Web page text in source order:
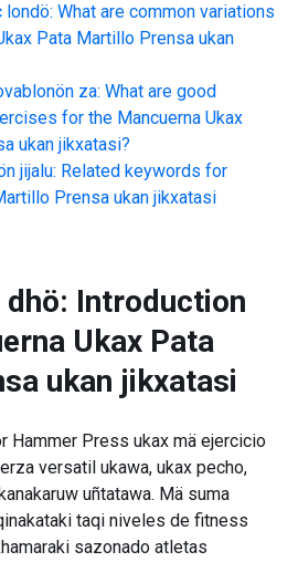
What are common variations
Pata Martillo Prensa ukan
za: What are good
for the Mancuerna Ukax
ukan jikxatasi?
jijalu: Related keywords for
Prensa ukan jikxatasi
Introduction
Ukax Pata
ukan jikxatasi
Hammer Press ukax mä ejercicio
versatil ukawa, ukax pecho,
uñtatawa. Mä suma
taqi niveles de fitness
sazonado atletas